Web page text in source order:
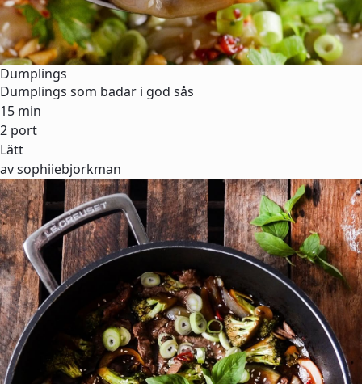
Dumplings
Dumplings som badar i god sås
15 min
2 port
Lätt
av sophiiebjorkman